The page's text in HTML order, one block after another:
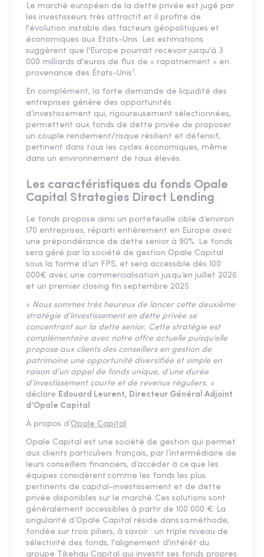
Le marché européen de la dette privée est jugé par
les investisseurs très attractif et il profite de
l'évolution instable des facteurs géopolitiques et
économiques aux Etats-Unis. Les estimations
suggèrent que l'Europe pourrait recevoir jusqu'à 3
000 milliards d'euros de flux de « rapatriement » en
provenance des États-Unis1.
En complément, la forte demande de liquidité des
entreprises génère des opportunités
d’investissement qui, rigoureusement sélectionnées,
permettent aux fonds de dette privée de proposer
un couple rendement/risque résilient et défensif,
pertinent dans tous les cycles économiques, même
dans un environnement de taux élevés.
Les caractéristiques du fonds Opale
Capital Strategies Direct Lending
Le fonds propose ainsi un portefeuille cible d’environ
170 entreprises, réparti entièrement en Europe avec
une prépondérance de dette senior à 90%. Le fonds
sera géré par la société de gestion Opale Capital
sous la forme d’un FPS, et sera accessible dès 100
000€ avec une commercialisation jusqu’en juillet 2026
et un premier closing fin septembre 2025.
« Nous sommes très heureux de lancer cette deuxième
stratégie d’investissement en dette privée se
concentrant sur la dette senior. Cette stratégie est
complémentaire avec notre offre actuelle puisqu’elle
propose aux clients des conseillers en gestion de
patrimoine une opportunité diversifiée et simple en
raison d’un appel de fonds unique, d’une durée
d’investissement courte et de revenus réguliers. »
déclare Edouard Leurent, Directeur Général Adjoint
d’Opale Capital
À propos d’Opale Capital
Opale Capital est une société de gestion qui permet
aux clients particuliers français, par l’intermédiaire de
leurs conseillers financiers, d’accéder à ce que les
équipes considèrent comme les fonds les plus
pertinents de capital-investissement et de dette
privée disponibles sur le marché. Ces solutions sont
généralement accessibles à partir de 100 000 €. La
singularité d’Opale Capital réside dans sa méthode,
fondée sur trois piliers, à savoir : un triple niveau de
sélectivité des fonds, l'alignement d'intérêt du
groupe Tikehau Capital qui investit ses fonds propres